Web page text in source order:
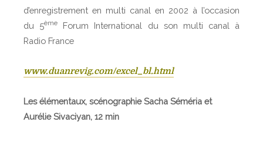
d’enregistrement en multi canal en 2002 à l’occasion
du 5ème
Forum International du son multi canal à
Radio France
www.duanrevig.com/excel_bl.html
Les élémentaux, scénographie Sacha Séméria et
Aurélie Sivaciyan, 12 min